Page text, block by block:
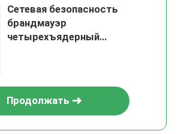
Сетевая безопасность
брандмауэр
четырехъядерный
Продолжать